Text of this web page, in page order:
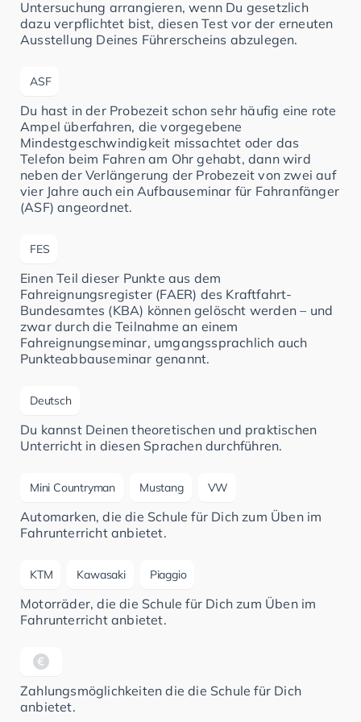
Untersuchung arrangieren, wenn Du gesetzlich
dazu verpflichtet bist, diesen Test vor der erneuten
Ausstellung Deines Führerscheins abzulegen.
ASF
Du hast in der Probezeit schon sehr häufig eine rote
Ampel überfahren, die vorgegebene
Mindestgeschwindigkeit missachtet oder das
Telefon beim Fahren am Ohr gehabt, dann wird
neben der Verlängerung der Probezeit von zwei auf
vier Jahre auch ein Aufbauseminar für Fahranfänger
(ASF) angeordnet.
FES
Einen Teil dieser Punkte aus dem
Fahreignungsregister (FAER) des Kraftfahrt-
Bundesamtes (KBA) können gelöscht werden – und
zwar durch die Teilnahme an einem
Fahreignungseminar, umgangssprachlich auch
Punkteabbauseminar genannt.
Deutsch
Du kannst Deinen theoretischen und praktischen
Unterricht in diesen Sprachen durchführen.
Mini Countryman Mustang VW
Automarken, die die Schule für Dich zum Üben im
Fahrunterricht anbietet.
KTM Kawasaki Piaggio
Motorräder, die die Schule für Dich zum Üben im
Fahrunterricht anbietet.
Zahlungsmöglichkeiten die die Schule für Dich
anbietet.